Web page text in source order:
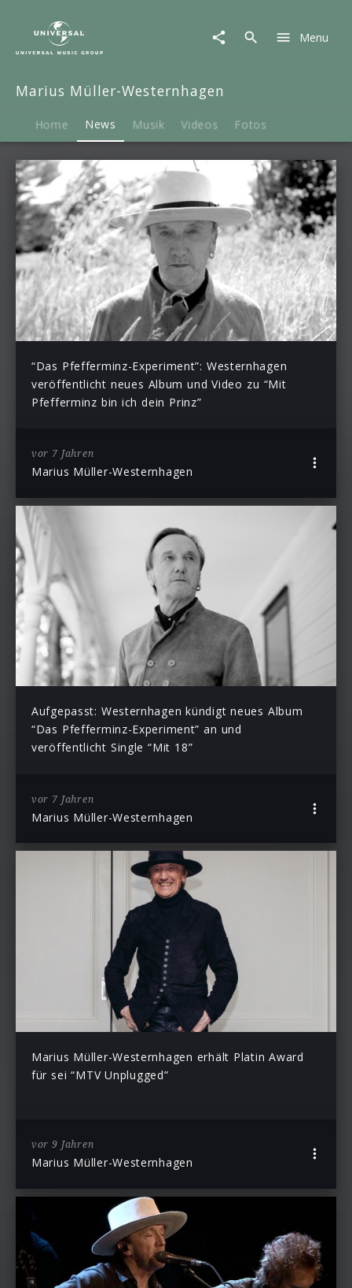
Westernhagen
Menu
Marius Müller-Westernhagen
Home News Musik Videos Fotos
“Das Pfefferminz-Experiment”: Westernhagen
veröffentlicht neues Album und Video zu “Mit
Pfefferminz bin ich dein Prinz”
vor 7 Jahren
Marius Müller-Westernhagen
Aufgepasst: Westernhagen kündigt neues Album
“Das Pfefferminz-Experiment” an und
veröffentlicht Single “Mit 18”
vor 7 Jahren
Marius Müller-Westernhagen
Marius Müller-Westernhagen erhält Platin Award
für sei “MTV Unplugged”
vor 9 Jahren
Marius Müller-Westernhagen